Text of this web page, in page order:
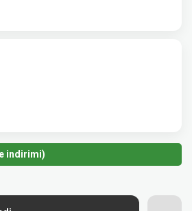
indirimi)